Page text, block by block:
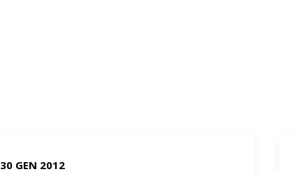
30 GEN 2012